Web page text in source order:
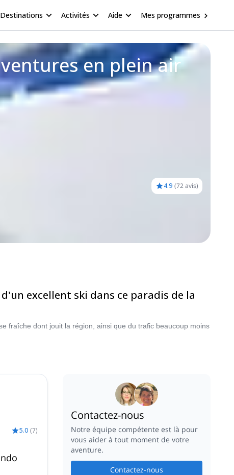
Destinations Activités Aide Mes programmes
en plein air
4.9 (72 avis)
excellent ski dans ce paradis de la
fraîche dont jouit la région, ainsi que du trafic beaucoup moins
5.0 (7)
Contactez-nous
Notre équipe compétente est là pour
vous aider à tout moment de votre
aventure.
Contactez-nous